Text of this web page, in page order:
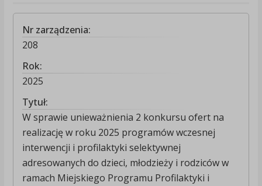
Nr zarządzenia:
208
Rok:
2025
Tytuł:
W sprawie unieważnienia 2 konkursu ofert na
realizację w roku 2025 programów wczesnej
interwencji i profilaktyki selektywnej
adresowanych do dzieci, młodzieży i rodziców w
ramach Miejskiego Programu Profilaktyki i